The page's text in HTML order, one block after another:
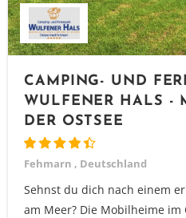
CAMPING- UND
WULFENER HALS -
DER OSTSEE
Fehmarn , Deutschland
Sehnst du dich nach einem
am Meer? Die Mobilheime